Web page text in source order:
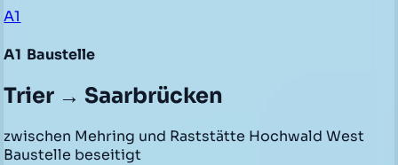
A1
A1 Baustelle
Trier → Saarbrücken
zwischen Mehring und Raststätte Hochwald West
Baustelle beseitigt